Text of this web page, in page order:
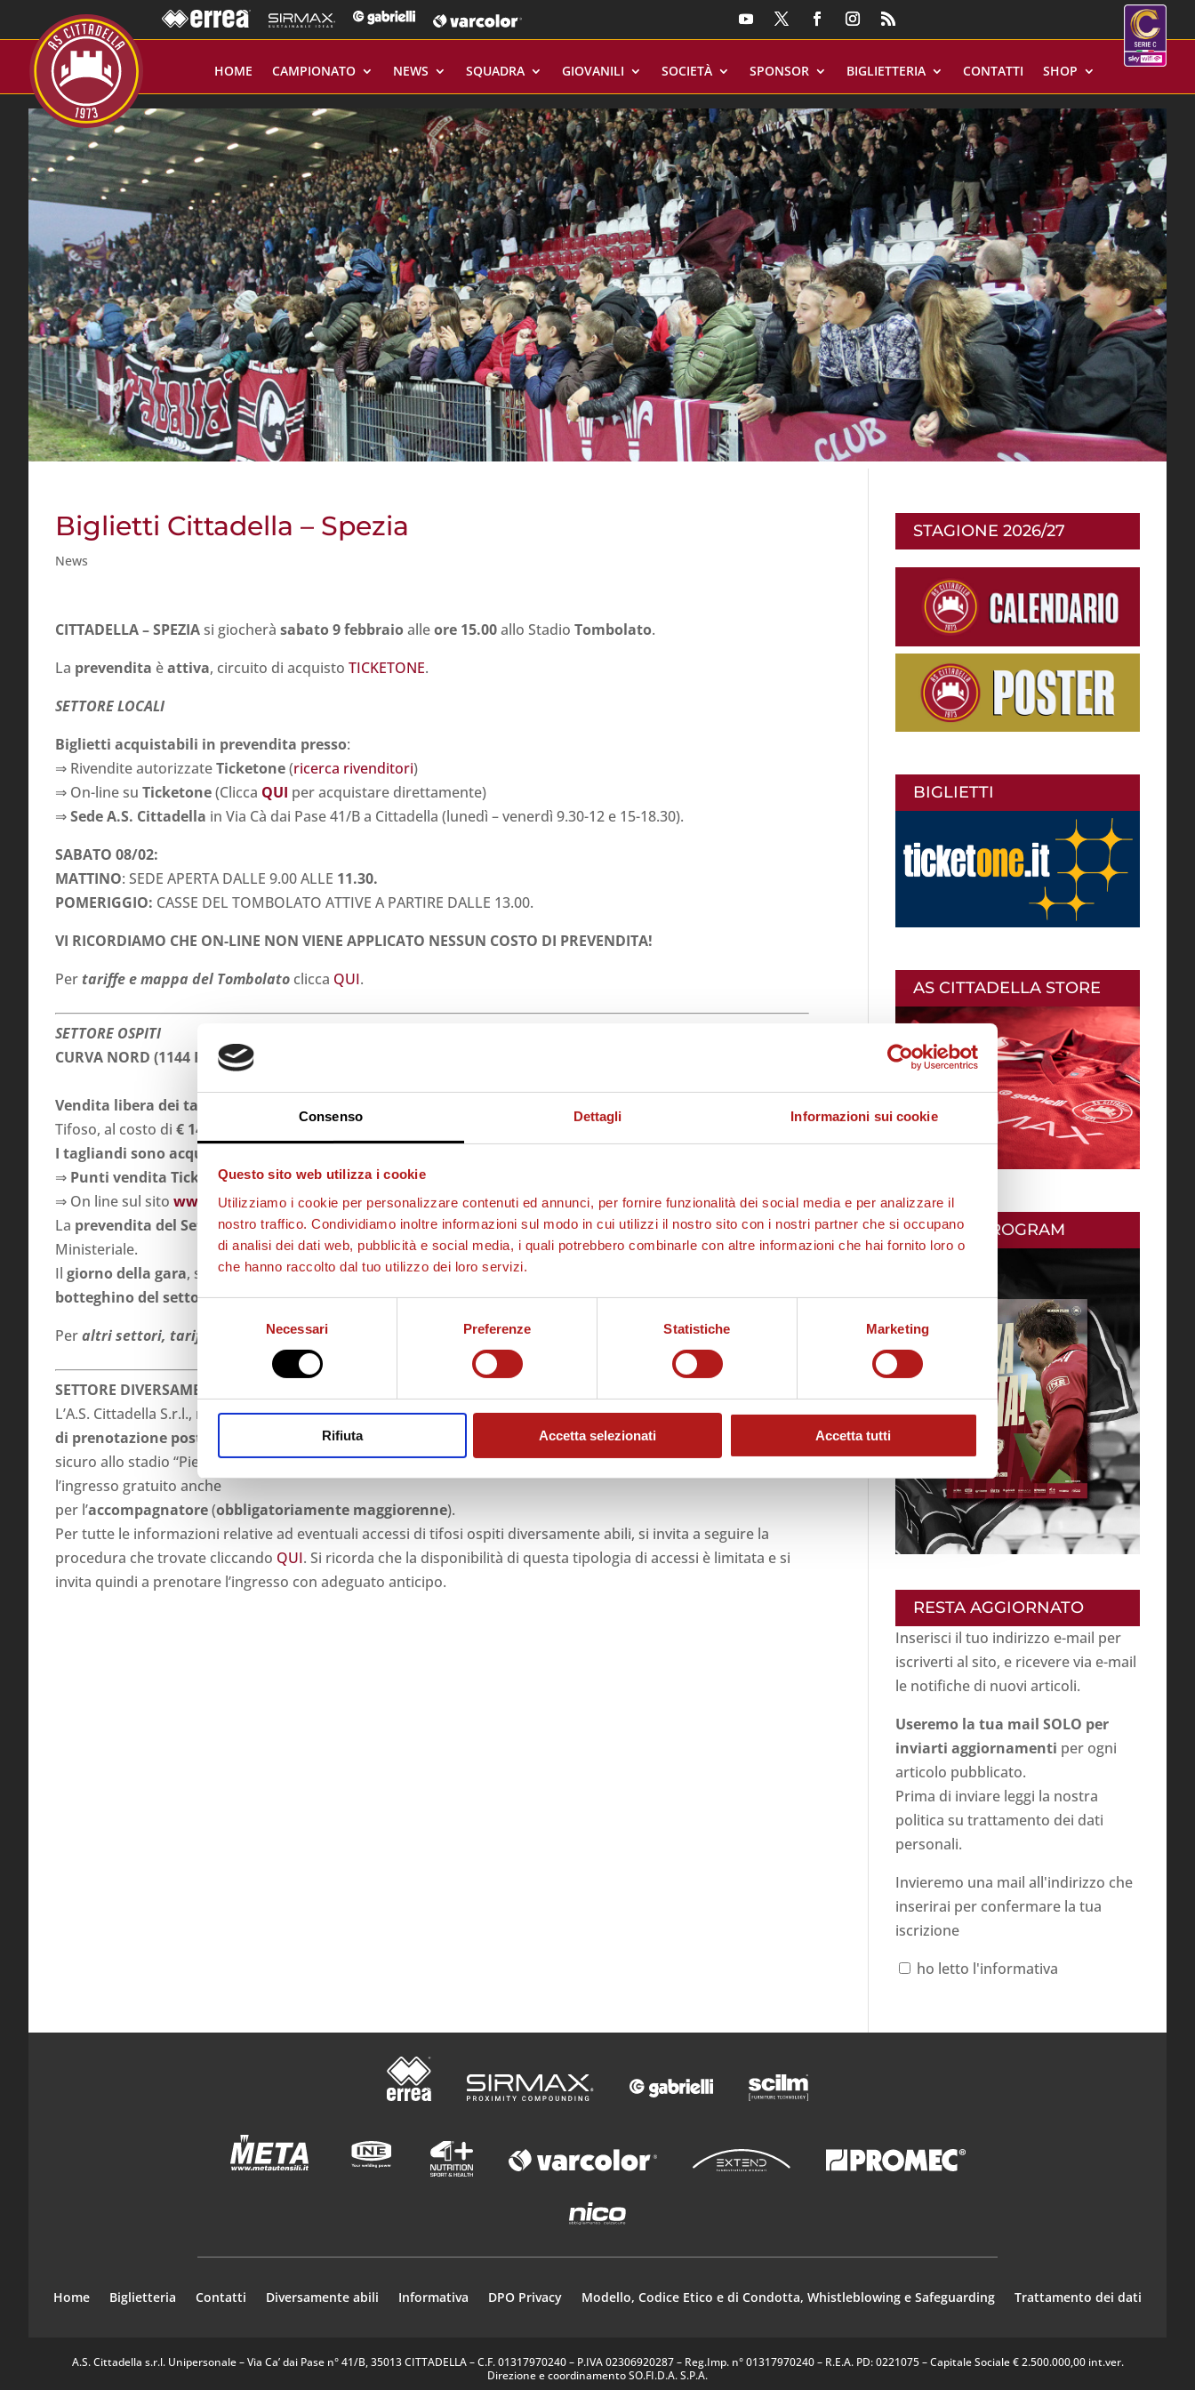
Consenso Dettagli Informazioni sui cookie
Questo sito web utilizza i cookie
Utilizziamo i cookie per personalizzare contenuti ed annunci, per fornire funzionalità dei social media e per analizzare il
nostro traffico. Condividiamo inoltre informazioni sul modo in cui utilizzi il nostro sito con i nostri partner che si occupano
di analisi dei dati web, pubblicità e social media, i quali potrebbero combinarle con altre informazioni che hai fornito loro o
che hanno raccolto dal tuo utilizzo dei loro servizi.
Selezione
Necessari Preferenze Statistiche Marketing
Rifiuta Accetta selezionati Accetta tutti
HOME CAMPIONATO NEWS SQUADRA GIOVANILI SOCIETÀ SPONSOR BIGLIETTERIA CONTATTI SHOP
Biglietti Cittadella – Spezia
News
CITTADELLA – SPEZIAsi giocherà sabato 9 febbraioalleore 15.00allo Stadio Tombolato.
La prevendita èattiva, circuito di acquisto TICKETONE.
SETTORE LOCALI
Biglietti acquistabili in prevendita presso:
⇒ Rivendite autorizzateTicketone(ricerca rivenditori)
⇒ On-line su Ticketone(Clicca QUI per acquistare direttamente)
⇒Sede A.S. Cittadella in Via Cà dai Pase 41/B a Cittadella (lunedì – venerdì 9.30-12 e 15-18.30).
SABATO 08/02:
MATTINO: SEDE APERTA DALLE 9.00 ALLE 11.30.
POMERIGGIO: CASSE DEL TOMBOLATO ATTIVE A PARTIRE DALLE 13.00.
VI RICORDIAMO CHE ON-LINE NON VIENE APPLICATO NESSUN COSTO DI PREVENDITA!
Per tariffe e mappa del Tombolato clicca QUI.
SETTORE OSPITI
CURVA NORD (1144 Posti scoperti)
Vendita libera dei tagliandi del settore ospiti
Tifoso, al costo di € 14,00 (comprensivo di prevendita).
I tagliandi sono acquistabili presso
⇒ Punti vendita Ticketonedi tutta Italia (ricerca rivenditori
⇒ On line sul sito www.sport.ticketone.it (CliccaQUIper la gara).
La prevendita del Settore Ospitichiude VENERDÌ 8 FEBBRAIO alle ore 19.00, come da disposizione
Ministeriale.
Il giorno della gara, sempre in accordo con quanto deliberato dalle Autorità Competenti in materia,
botteghino del settore ospiti rimarrà chiuso.
Peraltri settori, tariffe e mappa del Tombolato
SETTORE DIVERSAMENTE ABILI
L’A.S. Cittadella S.r.l., nel rispetto delle normative previste dal D.M. 06/06/2005,ha istituito un servizio gratuito
di prenotazione posti per le persone diversamente abili
che consentirà di rendere l’ingresso più agevole e
sicuro allo stadio “Pier Cesare Tombolato”. Se la persona diversamente abile necessita di assistenza è previsto
l’ingresso gratuito anche
per l’accompagnatore(obbligatoriamente maggiorenne).
Per tutte le informazioni relative ad eventuali accessi di tifosi ospiti diversamente abili, si invita a seguire la
procedura che trovate cliccando QUI. Si ricorda che la disponibilità di questa tipologia di accessi è limitata e si
invita quindi a prenotare l’ingresso con adeguato anticipo.
STAGIONE 2026/27
BIGLIETTI
AS CITTADELLA STORE
MATCH PROGRAM
RESTA AGGIORNATO
Inserisci il tuo indirizzo e-mail per
iscriverti al sito, e ricevere via e-mail
le notifiche di nuovi articoli.
Useremo la tua mail SOLO per
inviarti aggiornamenti per ogni
articolo pubblicato.
Prima di inviare leggi la nostra
politica su trattamento dei dati
personali.
Invieremo una mail all'indirizzo che
inserirai per confermare la tua
iscrizione
ho letto l'informativa
Home Biglietteria Contatti Diversamente abili Informativa DPO Privacy Modello, Codice Etico e di Condotta, Whistleblowing e Safeguarding Trattamento dei dati
A.S. Cittadella s.r.l. Unipersonale – Via Ca’ dai Pase n° 41/B, 35013 CITTADELLA – C.F. 01317970240 – P.IVA 02306920287 – Reg.Imp. n° 01317970240 – R.E.A. PD: 0221075 – Capitale Sociale € 2.500.000,00 int.ver.
Direzione e coordinamento SO.FI.D.A. S.P.A.